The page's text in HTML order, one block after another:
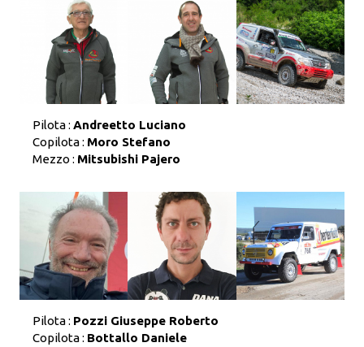
Pilota : Andreetto Luciano
Copilota : Moro Stefano
Mezzo : Mitsubishi Pajero
Pilota : Pozzi Giuseppe Roberto
Copilota : Bottallo Daniele